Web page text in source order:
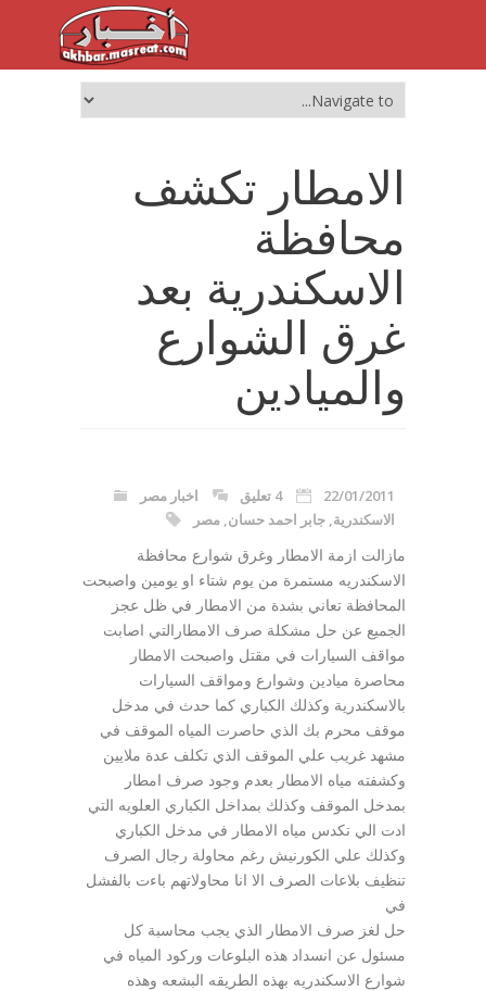
الامطار تكشف
محافظة
الاسكندرية بعد
غرق الشوارع
والميادين
22/01/2011 4 تعليق
اخبار مصر
الاسكندرية, جابر احمد حسان, مصر
مازالت ازمة الامطار وغرق شوارع محافظة
الاسكندريه مستمرة من يوم شتاء او يومين واصبحت
المحافظة تعاني بشدة من الامطار في ظل عجز
الجميع عن حل مشكلة صرف الامطارالتي اصابت
مواقف السيارات في مقتل واصبحت الامطار
محاصرة ميادين وشوارع ومواقف السيارات
بالاسكندرية وكذلك الكباري كما حدث في مدخل
موقف محرم بك الذي حاصرت المياه الموقف في
مشهد غريب علي الموقف الذي تكلف عدة ملايين
وكشفته مياه الامطار بعدم وجود صرف امطار
بمدخل الموقف وكذلك بمداخل الكباري العلويه التي
ادت الي تكدس مياه الامطار في مدخل الكباري
وكذلك علي الكورنيش رغم محاولة رجال الصرف
تنظيف بلاعات الصرف الا انا محاولاتهم باءت بالفشل
في
حل لغز صرف الامطار الذي يجب محاسبة كل
مسئول عن انسداد هذه البلوعات وركود المياه في
شوارع الاسكندريه بهذه الطريقه البشعه وهذه